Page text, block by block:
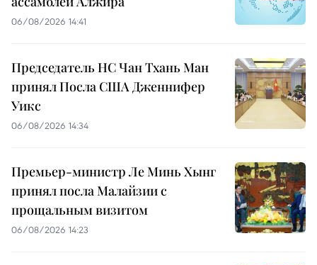
06/08/2026 14:41
Председатель НС Чан Тхань Ман
принял Посла США Дженнифер
Уикс
06/08/2026 14:34
Премьер-министр Ле Минь Хынг
принял посла Малайзии с
прощальным визитом
06/08/2026 14:23